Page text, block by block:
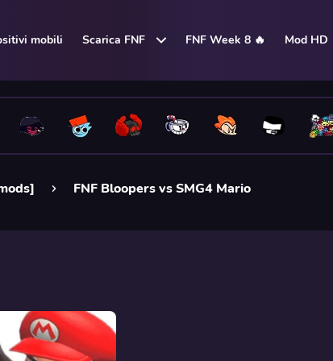
mobili Scarica FNF FNF Week 8 🔥 Mod HD
FNF Bloopers vs SMG4 Mario